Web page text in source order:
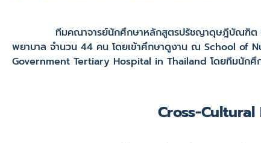
ทีมคณาจารย์นักศึกษาหลักสูตรปรัชญาดุษฎีบัณฑิต สาขาวิ
พยาบาล จำนวน 44 คน โดยเข้าศึกษาดูงาน ณ School of
Government Tertiary Hospital in Thailand โดยทีมนักศึ
Cross-